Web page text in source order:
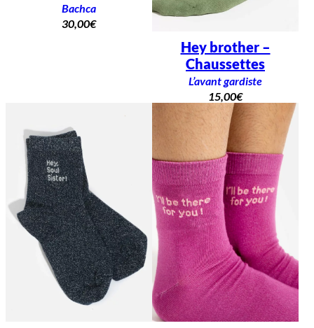
Bachca
30,00€
Hey brother –
Chaussettes
L’avant gardiste
15,00€